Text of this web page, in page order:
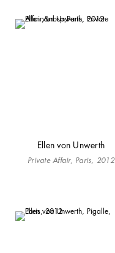
Ellen von Unwerth
Private Affair, Paris, 2012